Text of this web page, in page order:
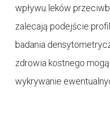
wpływu leków
zalecają podejście
badania
zdrowia kostnego
wykrywanie